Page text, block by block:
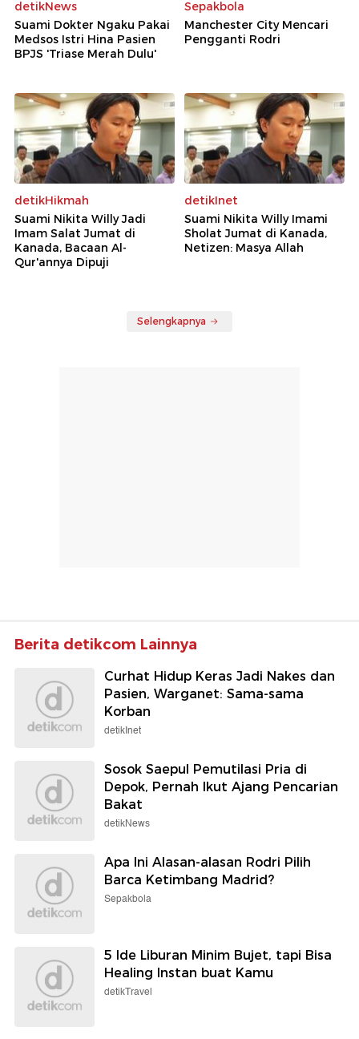
detikNews
Suami Dokter Ngaku Pakai
Medsos Istri Hina Pasien
BPJS 'Triase Merah Dulu'
Sepakbola
Manchester City Mencari
Pengganti Rodri
detikHikmah
Suami Nikita Willy Jadi
Imam Salat Jumat di
Kanada, Bacaan Al-
Qur'annya Dipuji
detikInet
Suami Nikita Willy Imami
Sholat Jumat di Kanada,
Netizen: Masya Allah
Selengkapnya
Berita detikcom Lainnya
Curhat Hidup Keras Jadi Nakes dan
Pasien, Warganet: Sama-sama
Korban
detikInet
Sosok Saepul Pemutilasi Pria di
Depok, Pernah Ikut Ajang Pencarian
Bakat
detikNews
Apa Ini Alasan-alasan Rodri Pilih
Barca Ketimbang Madrid?
Sepakbola
5 Ide Liburan Minim Bujet, tapi Bisa
Healing Instan buat Kamu
detikTravel